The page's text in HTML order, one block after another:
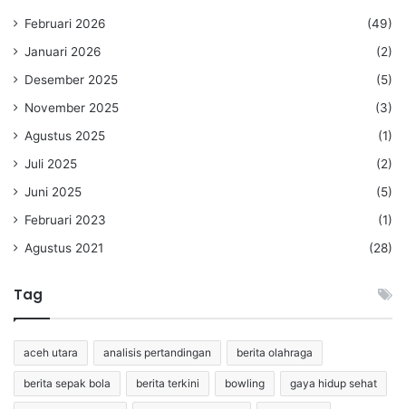
Februari 2026
(49)
Januari 2026
(2)
Desember 2025
(5)
November 2025
(3)
Agustus 2025
(1)
Juli 2025
(2)
Juni 2025
(5)
Februari 2023
(1)
Agustus 2021
(28)
Tag
aceh utara analisis pertandingan berita olahraga
berita sepak bola berita terkini bowling gaya hidup sehat